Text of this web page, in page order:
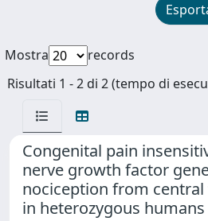
Mostra
records
Risultati 1 - 2 di 2 (tempo di
Congenital pain
nerve growth factor
nociception from
in heterozygous